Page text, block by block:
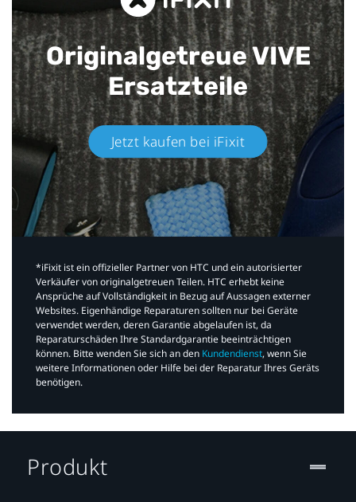
Originalgetreue VIVE
Ersatzteile
Jetzt kaufen bei iFixit​
*iFixit ist ein offizieller Partner von HTC und ein autorisierter
Verkäufer von originalgetreuen Teilen. HTC erhebt keine
Ansprüche auf Vollständigkeit in Bezug auf Aussagen externer
Websites. Eigenhändige Reparaturen sollten nur bei Geräte
verwendet werden, deren Garantie abgelaufen ist, da
Reparaturschäden Ihre Standardgarantie beeinträchtigen
können. Bitte wenden Sie sich an den Kundendienst, wenn Sie
weitere Informationen oder Hilfe bei der Reparatur Ihres Geräts
benötigen.​
Produkt